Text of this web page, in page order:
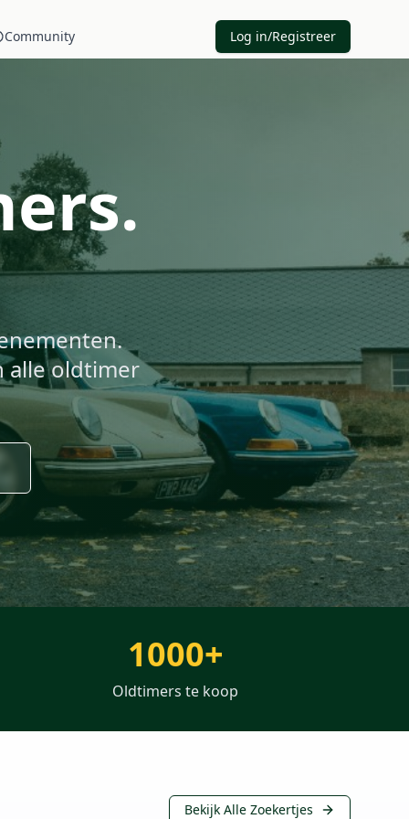
Community Log in/Registreer
alle oldtimer
1000+
Oldtimers te koop
Bekijk Alle Zoekertjes